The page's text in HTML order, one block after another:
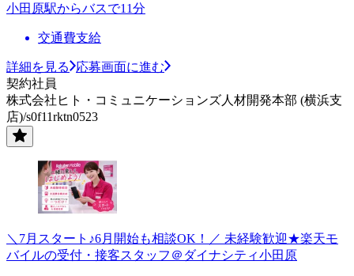
小田原駅からバスで11分
交通費支給
詳細を見る
応募画面に進む
契約社員
株式会社ヒト・コミュニケーションズ人材開発本部 (横浜支
店)/s0f11rktn0523
＼7月スタート♪6月開始も相談OK！／ 未経験歓迎★楽天モ
バイルの受付・接客スタッフ＠ダイナシティ小田原